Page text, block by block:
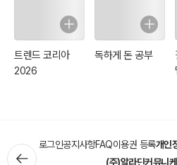
트렌드 코리아
2026
독하게 돈 공부
로그인공지사항FAQ이용권 등록개인
(주)알라딘커뮤니